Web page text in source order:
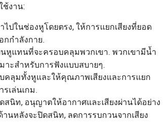
ช้งาน:
ปในช่องหูโดยตรง, ให้การแยกเสียงที่ยอด
กกำลังกาย.
หูแทนที่จะครอบคลุมพวกเขา. พวกเขามีน้ำ
าะสำหรับการฟังแบบสบายๆ.
คลุมทั้งหูและให้คุณภาพเสียงและการแยก
เล่นเกม.
นิท, อนุญาตให้อากาศและเสียงผ่านได้อย่าง
นหลังจะปิดสนิท, ลดการรบกวนจากเสียง